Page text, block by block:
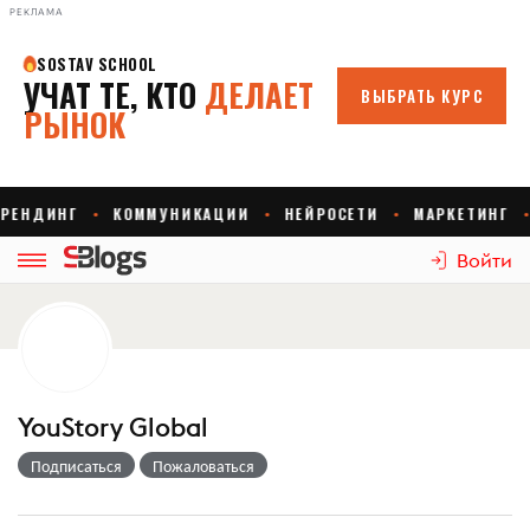
РЕКЛАМА
Войти
YouStory Global
Подписаться Пожаловаться